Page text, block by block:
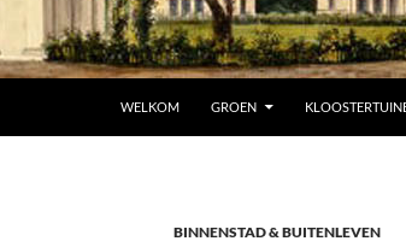
WELKOM
GROEN
BINNENSTAD & BUITENLEVEN